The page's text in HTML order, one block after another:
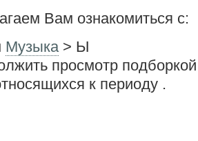
Вам ознакомиться с:
Музыка> Ы
просмотр подборкой
к периоду .